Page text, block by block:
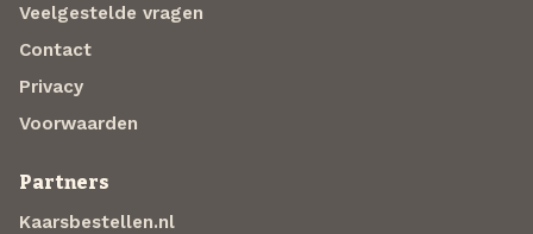
Veelgestelde vragen
Contact
Privacy
Voorwaarden
Partners
Kaarsbestellen.nl